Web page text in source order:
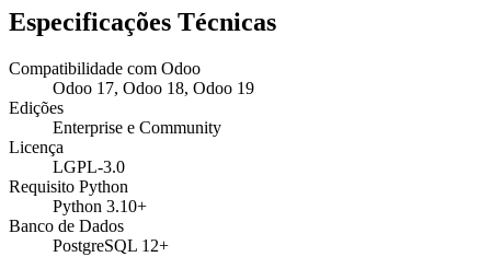
Especificações Técnicas
Compatibilidade com Odoo
Odoo 17, Odoo 18, Odoo 19
Edições
Enterprise e Community
Licença
LGPL-3.0
Requisito Python
Python 3.10+
Banco de Dados
PostgreSQL 12+